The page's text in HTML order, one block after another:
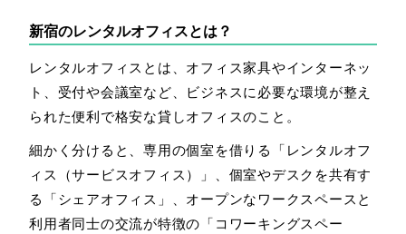
新宿のレンタルオフィスとは？
レンタルオフィスとは、オフィス家具やインターネッ
ト、受付や会議室など、ビジネスに必要な環境が整え
られた便利で格安な貸しオフィスのこと。
細かく分けると、専用の個室を借りる「レンタルオフ
ィス（サービスオフィス）」、個室やデスクを共有す
る「シェアオフィス」、オープンなワークスペースと
利用者同士の交流が特徴の「コワーキングスペー